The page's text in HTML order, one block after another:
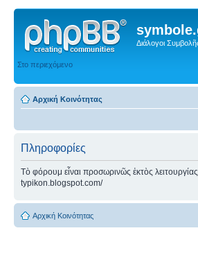
Διάλογοι
Στο περιεχόμενο
Αρχική Κοινότητας
Πληροφορίες
Τὸ φόρουμ εἶναι προσωρινῶς ἐκτὸς
typikon.blogspot.com/
Αρχική Κοινότητας